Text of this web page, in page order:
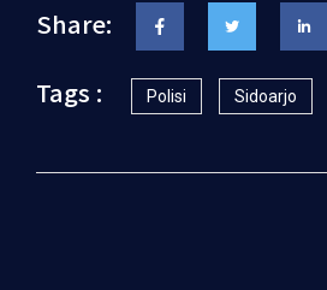
Share:
Tags :
Polisi Sidoarjo